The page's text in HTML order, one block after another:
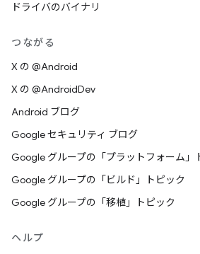
ドライバのバイナリ
つながる
X の @Android
X の @AndroidDev
Android ブログ
Google セキュリティ ブログ
Google グループの「プラットフォーム」
Google グループの「ビルド」トピック
Google グループの「移植」トピック
ヘルプ